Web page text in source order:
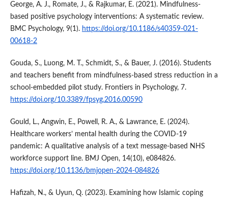
George, A. J., Romate, J., & Rajkumar, E. (2021). Mindfulness-
based positive psychology interventions: A systematic review.
BMC Psychology, 9(1). https://doi.org/10.1186/s40359-021-
00618-2
Gouda, S., Luong, M. T., Schmidt, S., & Bauer, J. (2016). Students
and teachers benefit from mindfulness-based stress reduction in a
school-embedded pilot study. Frontiers in Psychology, 7.
https://doi.org/10.3389/fpsyg.2016.00590
Gould, L., Angwin, E., Powell, R. A., & Lawrance, E. (2024).
Healthcare workers’ mental health during the COVID-19
pandemic: A qualitative analysis of a text message-based NHS
workforce support line. BMJ Open, 14(10), e084826.
https://doi.org/10.1136/bmjopen-2024-084826
Hafizah, N., & Uyun, Q. (2023). Examining how Islamic coping